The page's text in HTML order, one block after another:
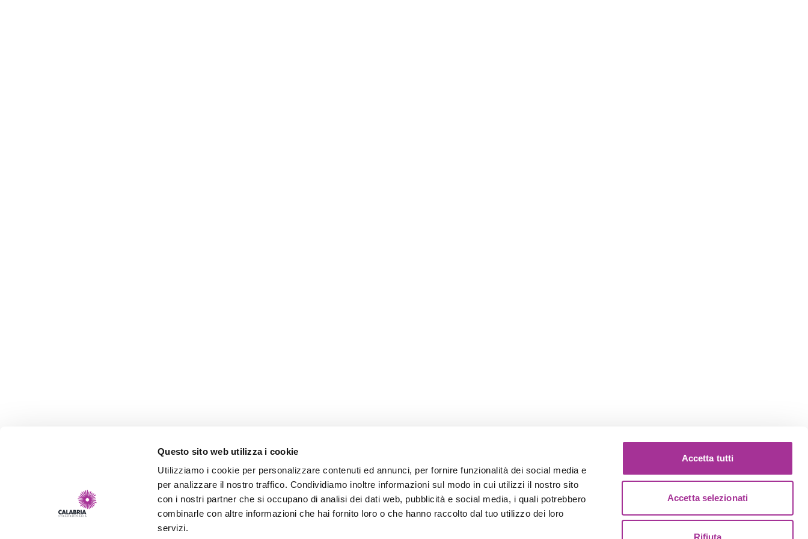
Questo sito web utilizza i cookie
Utilizziamo i cookie per personalizzare contenuti ed annunci, per fornire funzionalità dei social media e
per analizzare il nostro traffico. Condividiamo inoltre informazioni sul modo in cui utilizzi il nostro sito
con i nostri partner che si occupano di analisi dei dati web, pubblicità e social media, i quali potrebbero
combinarle con altre informazioni che hai fornito loro o che hanno raccolto dal tuo utilizzo dei loro
servizi.
Accetta tutti
Accetta selezionati
Rifiuta